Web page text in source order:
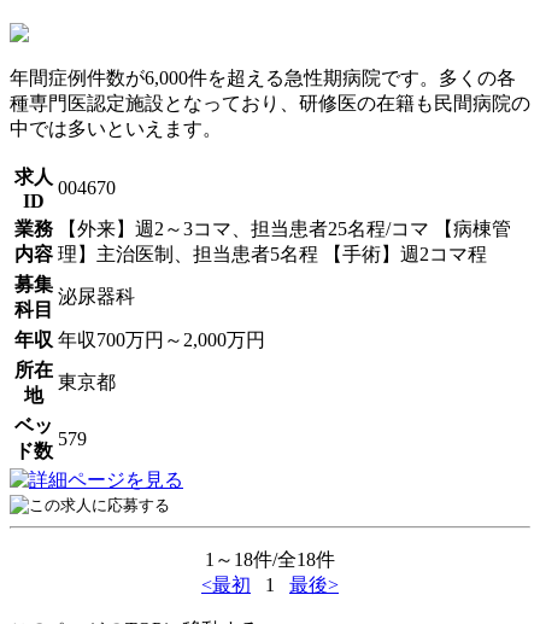
年間症例件数が6,000件を超える急性期病院です。多くの各
種専門医認定施設となっており、研修医の在籍も民間病院の
中では多いといえます。
求人
ID
004670
業務
内容
【外来】週2～3コマ、担当患者25名程/コマ 【病棟管
理】主治医制、担当患者5名程 【手術】週2コマ程
募集
科目
泌尿器科
年収 年収700万円～2,000万円
所在
地
東京都
ベッ
ド数
579
1～18件/全18件
<最初
1 最後>